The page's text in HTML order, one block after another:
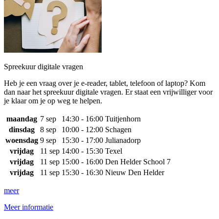
Spreekuur digitale vragen
Heb je een vraag over je e-reader, tablet, telefoon of laptop? Kom
dan naar het spreekuur digitale vragen. Er staat een vrijwilliger voor
je klaar om je op weg te helpen.
maandag 7 sep 14:30 - 16:00 Tuitjenhorn
dinsdag
8 sep 10:00 - 12:00 Schagen
woensdag 9 sep 15:30 - 17:00 Julianadorp
vrijdag
11 sep 14:00 - 15:30 Texel
vrijdag
11 sep 15:00 - 16:00 Den Helder School 7
vrijdag
11 sep 15:30 - 16:30 Nieuw Den Helder
meer
Meer informatie